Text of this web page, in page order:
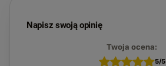
Napisz swoją opinię
Twoja ocena:
5/5